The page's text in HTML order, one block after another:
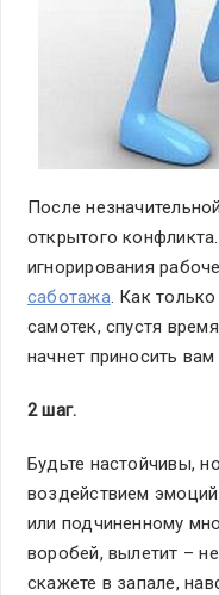
После
открытого
игнорирования
саботажа. Как
самотек, спустя
начнет приносить
2 шаг.
Будьте настойчивы,
воздействием
или подчиненному
воробей, вылетит –
скажете в запале,